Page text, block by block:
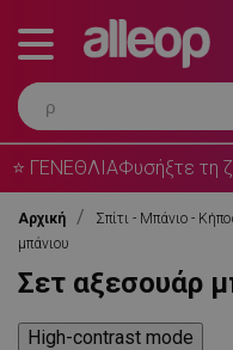
⭐ ΓΕΝΕΘΛΙΑΦυσήξτε τη
Αρχική Σπίτι - Μπάνιο -
μπάνιου
Σετ αξεσουάρ
High-contrast mode